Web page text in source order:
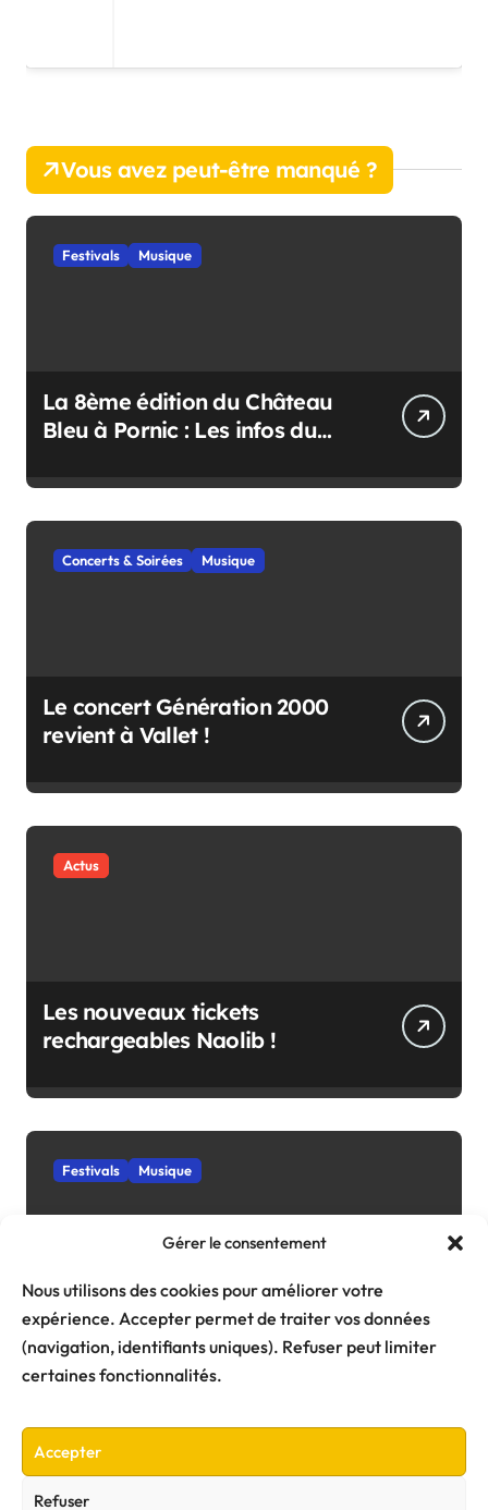
Gérer le consentement
Nous utilisons des cookies pour améliorer votre
expérience. Accepter permet de traiter vos données
(navigation, identifiants uniques). Refuser peut limiter
certaines fonctionnalités.
Accepter
Refuser
Vous avez peut-être manqué ?
Festivals Musique
La 8ème édition du Château
Bleu à Pornic : Les infos du
Concerts & Soirées Musique
Le concert Génération 2000
revient à Vallet !
Actus
Les nouveaux tickets
rechargeables Naolib !
Festivals Musique
Festival Les Escales : dates,
lieu… L’édition 2027 se dévoile